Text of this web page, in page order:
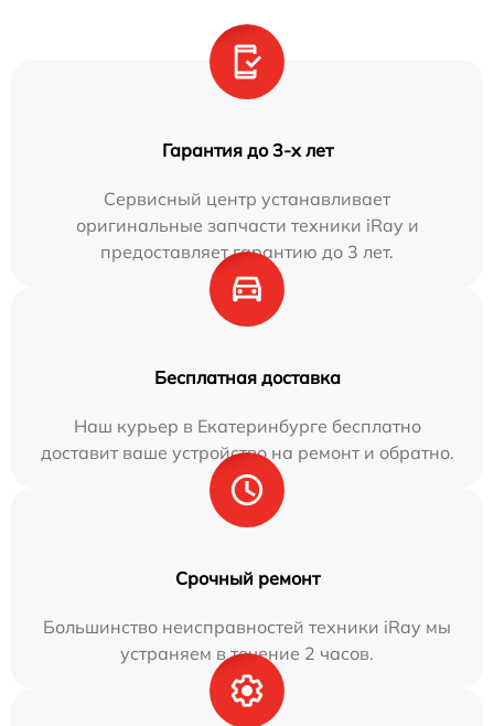
Гарантия до 3-х лет
Сервисный центр устанавливает
оригинальные запчасти техники iRay и
предоставляет гарантию до 3 лет.
Бесплатная доставка
Наш курьер в Екатеринбурге бесплатно
доставит ваше устройство на ремонт и обратно.
Срочный ремонт
Большинство неисправностей техники iRay мы
устраняем в течение 2 часов.